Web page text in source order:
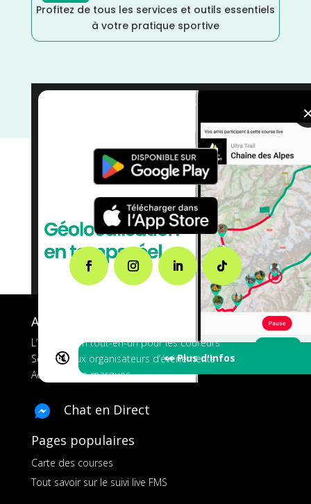
Profitez de tous les services et outils essentiels
à votre pratique sportive
🔇 👀 Plus d'Infos
Bourgogne Franche-Comté
A propos de FMS
L’application tout-en-un pour les coureurs
Services aux organisateurs d’événements
Ads pour les marques
Chat en Direct
Pages populaires
Carte des courses
Tout savoir sur le suivi live FMS